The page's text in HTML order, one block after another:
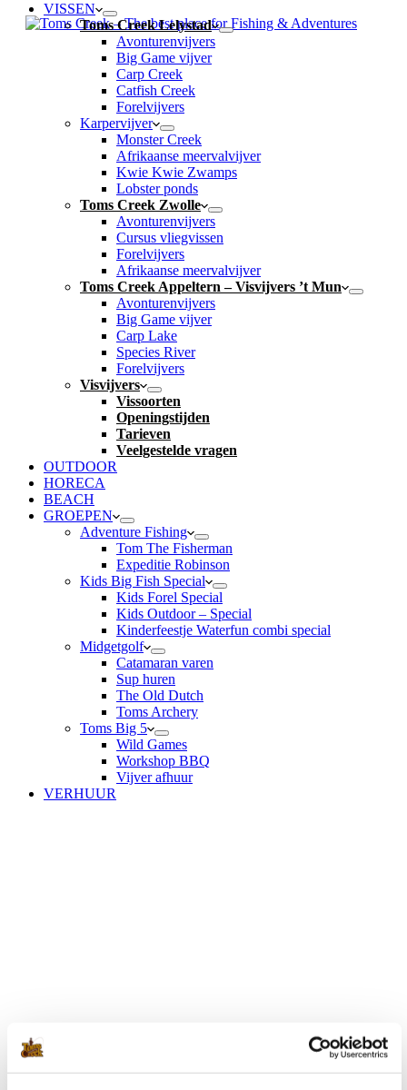
VISSEN
Toms Creek Lelystad
Avonturenvijvers
Big Game vijver
Carp Creek
Catfish Creek
Forelvijvers
Karpervijver
Monster Creek
Afrikaanse meervalvijver
Kwie Kwie Zwamps
Lobster ponds
Toms Creek Zwolle
Avonturenvijvers
Cursus vliegvissen
Forelvijvers
Afrikaanse meervalvijver
Toms Creek Appeltern – Visvijvers ’t Mun
Avonturenvijvers
Big Game vijver
Carp Lake
Species River
Forelvijvers
Visvijvers
Vissoorten
Openingstijden
Tarieven
Veelgestelde vragen
OUTDOOR
HORECA
BEACH
GROEPEN
Adventure Fishing
Tom The Fisherman
Expeditie Robinson
Kids Big Fish Special
Kids Forel Special
Kids Outdoor – Special
Kinderfeestje Waterfun combi special
Midgetgolf
Catamaran varen
Sup huren
The Old Dutch
Toms Archery
Toms Big 5
Wild Games
Workshop BBQ
Vijver afhuur
VERHUUR